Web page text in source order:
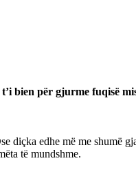
bien për gjurme fuqisë
diçka edhe më me shumë
të mundshme.